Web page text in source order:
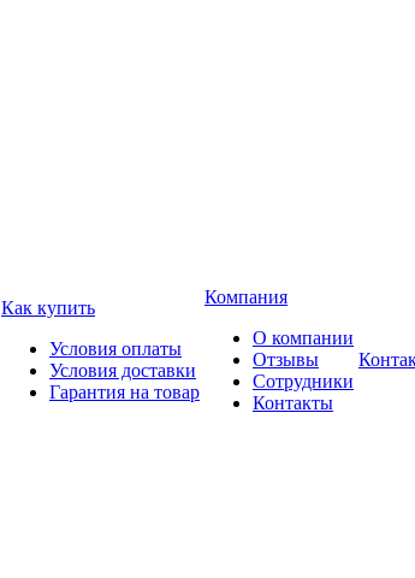
Как купить
Условия оплаты
Условия доставки
Гарантия на товар
Компания
О компании
Отзывы
Сотрудники
Контакты